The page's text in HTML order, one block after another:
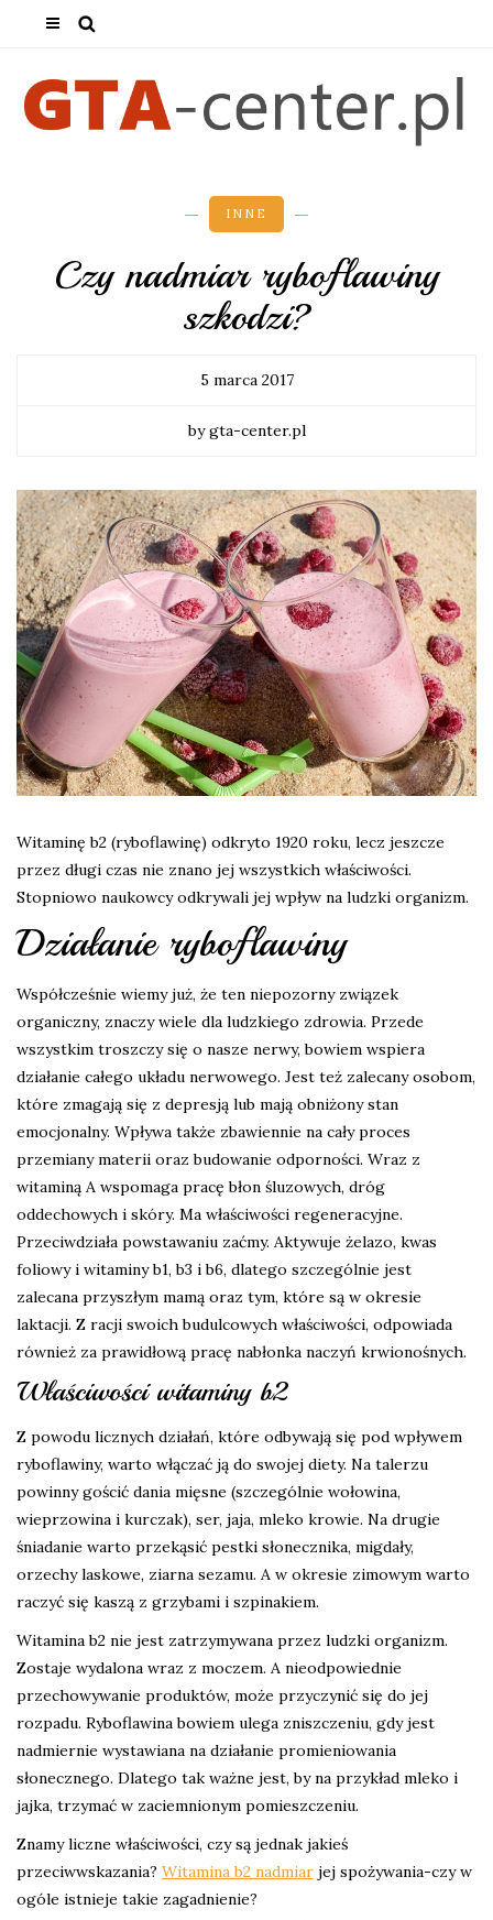
INNE
Czy nadmiar ryboflawiny
szkodzi?
5 marca 2017
by gta-center.pl
Witaminę b2 (ryboflawinę) odkryto 1920 roku, lecz jeszcze
przez długi czas nie znano jej wszystkich właściwości.
Stopniowo naukowcy odkrywali jej wpływ na ludzki organizm.
Działanie ryboflawiny
Współcześnie wiemy już, że ten niepozorny związek
organiczny, znaczy wiele dla ludzkiego zdrowia. Przede
wszystkim troszczy się o nasze nerwy, bowiem wspiera
działanie całego układu nerwowego. Jest też zalecany osobom,
które zmagają się z depresją lub mają obniżony stan
emocjonalny. Wpływa także zbawiennie na cały proces
przemiany materii oraz budowanie odporności. Wraz z
witaminą A wspomaga pracę błon śluzowych, dróg
oddechowych i skóry. Ma właściwości regeneracyjne.
Przeciwdziała powstawaniu zaćmy. Aktywuje żelazo, kwas
foliowy i witaminy b1, b3 i b6, dlatego szczególnie jest
zalecana przyszłym mamą oraz tym, które są w okresie
laktacji. Z racji swoich budulcowych właściwości, odpowiada
również za prawidłową pracę nabłonka naczyń krwionośnych.
Właściwości witaminy b2
Z powodu licznych działań, które odbywają się pod wpływem
ryboflawiny, warto włączać ją do swojej diety. Na talerzu
powinny gościć dania mięsne (szczególnie wołowina,
wieprzowina i kurczak), ser, jaja, mleko krowie. Na drugie
śniadanie warto przekąsić pestki słonecznika, migdały,
orzechy laskowe, ziarna sezamu. A w okresie zimowym warto
raczyć się kaszą z grzybami i szpinakiem.
Witamina b2 nie jest zatrzymywana przez ludzki organizm.
Zostaje wydalona wraz z moczem. A nieodpowiednie
przechowywanie produktów, może przyczynić się do jej
rozpadu. Ryboflawina bowiem ulega zniszczeniu, gdy jest
nadmiernie wystawiana na działanie promieniowania
słonecznego. Dlatego tak ważne jest, by na przykład mleko i
jajka, trzymać w zaciemnionym pomieszczeniu.
Znamy liczne właściwości, czy są jednak jakieś
przeciwwskazania? Witamina b2 nadmiar jej spożywania-czy w
ogóle istnieje takie zagadnienie?